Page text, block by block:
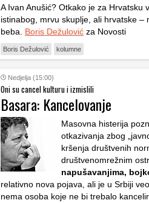
A Ivan Anušić? Otkako je za Hrvatsku
istinabog, mrvu skuplje, ali hrvatske
beba. Boris Dežulović za Novosti
Boris Dežulović kolumne
Nedjelja (15:00)
Oni su cancel kulturu i izmislili
Basara: Kancelovanje
Masovna histerija
otkazivanja zbog
kršenja društvenih
društvenomrežnim
napušavanjima,
relativno nova pojava, ali je u Srbiji
nema osoba koje ne bi trebalo